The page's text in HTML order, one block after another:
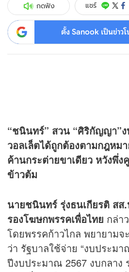
กดฟัง แชร์
ตั้ง Sanook เป็นข่าว
“ชนินทร์” สวน “ศิริกัญญา”
วอลเล็ตได้ถูกต้องตามกฎหม
ค้านกระต่ายขาเดียว หวังพึ่
ข้าวต้ม
นายชนินทร์ รุ่งธนเกียรติ ส
รองโฆษกพรรคเพื่อไทย กล่า
โดยพรรคก้าวไกล พยายามจ
ว่า รัฐบาลใช้จ่าย “งบประม
ปีงบประมาณ 2567 งบกลาง